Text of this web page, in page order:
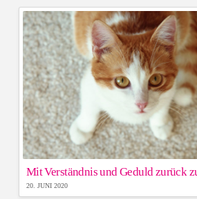
Mit Verständnis und Geduld zurück
20. JUNI 2020